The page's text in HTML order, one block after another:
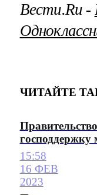
Вести.Ru ‐
ЧИТАЙТЕ
господдержку
15:58
16 ФЕВ
2023